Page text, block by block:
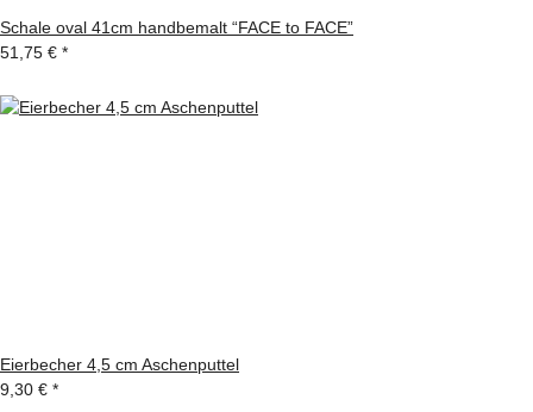
Schale oval 41cm handbemalt “FACE to FACE”
51,75 € *
Eierbecher 4,5 cm Aschenputtel
9,30 € *